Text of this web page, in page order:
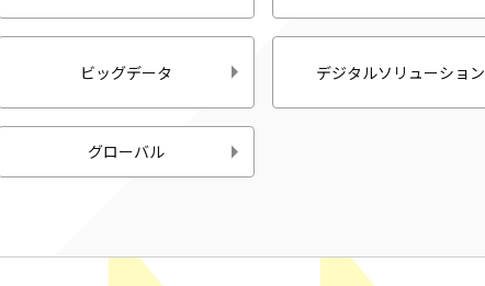
ビッグデータ デジタルソリューション
グローバル